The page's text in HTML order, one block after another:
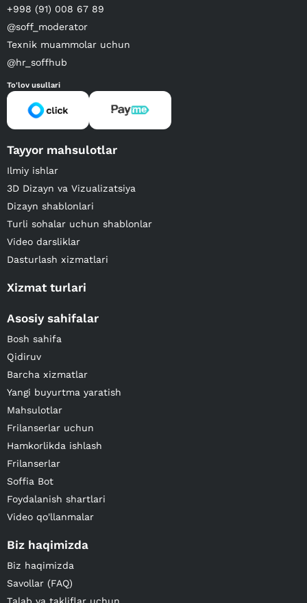
+998 (91) 008 67 89
@soff_moderator
Texnik muammolar uchun
@hr_soffhub
To'lov usullari
Tayyor mahsulotlar
Ilmiy ishlar
3D Dizayn va Vizualizatsiya
Dizayn shablonlari
Turli sohalar uchun shablonlar
Video darsliklar
Dasturlash xizmatlari
Xizmat turlari
Asosiy sahifalar
Bosh sahifa
Qidiruv
Barcha xizmatlar
Yangi buyurtma yaratish
Mahsulotlar
Frilanserlar uchun
Hamkorlikda ishlash
Frilanserlar
Soffia Bot
Foydalanish shartlari
Video qo'llanmalar
Biz haqimizda
Biz haqimizda
Savollar (FAQ)